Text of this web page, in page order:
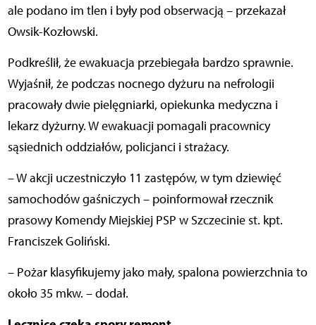
ale podano im tlen i były pod obserwacją – przekazał
Owsik-Kozłowski.
Podkreślił, że ewakuacja przebiegała bardzo sprawnie.
Wyjaśnił, że podczas nocnego dyżuru na nefrologii
pracowały dwie pielęgniarki, opiekunka medyczna i
lekarz dyżurny. W ewakuacji pomagali pracownicy
sąsiednich oddziałów, policjanci i strażacy.
– W akcji uczestniczyło 11 zastępów, w tym dziewięć
samochodów gaśniczych – poinformował rzecznik
prasowy Komendy Miejskiej PSP w Szczecinie st. kpt.
Franciszek Goliński.
– Pożar klasyfikujemy jako mały, spalona powierzchnia to
około 35 mkw. – dodał.